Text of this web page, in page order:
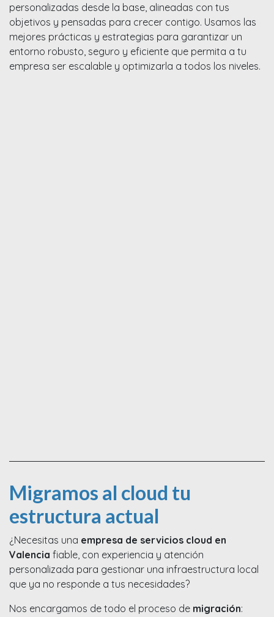
personalizadas desde la base, alineadas con tus
objetivos y pensadas para crecer contigo. Usamos las
mejores prácticas y estrategias para garantizar un
entorno robusto, seguro y eficiente que permita a tu
empresa ser escalable y optimizarla a todos los niveles.
Migramos al cloud tu
estructura actual
¿Necesitas una empresa de servicios cloud en
Valencia fiable, con experiencia y atención
personalizada para gestionar una infraestructura local
que ya no responde a tus necesidades?
Nos encargamos de todo el proceso de migración: